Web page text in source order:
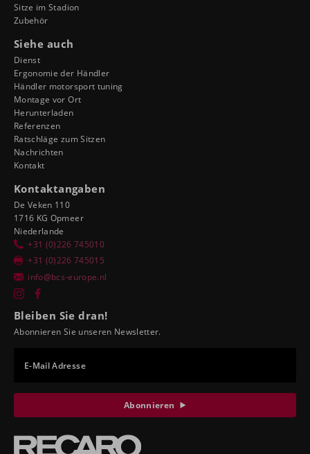
Sitze im Stadion
Zubehör
Siehe auch
Dienst
Ergonomie der Händler
Händler motorsport tuning
Montage vor Ort
Herunterladen
Referenzen
Ratschläge zum Sitzen
Nachrichten
Kontakt
Kontaktangaben
De Veken 110
1716 KG Opmeer
Niederlande
+31 (0)226 745010
+31 (0)226 745015
info@bcs-europe.nl
Bleiben Sie dran!
Abonnieren Sie unseren Newsletter.
E-Mail Adresse
Abonnieren